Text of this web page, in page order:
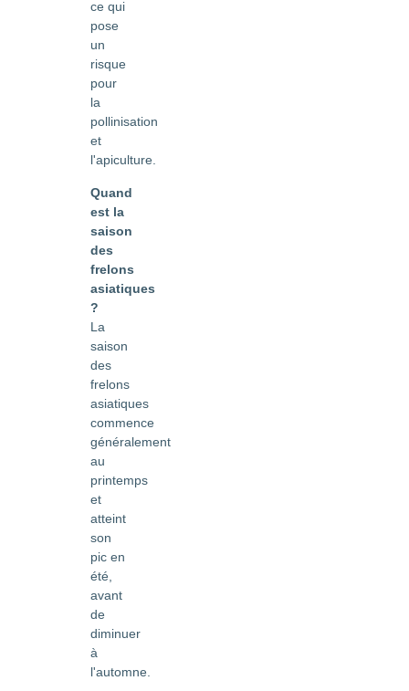
ce qui
pose
un
risque
pour
la
pollinisation
et
l'apiculture.
Quand
est la
saison
des
frelons
asiatiques
?
La
saison
des
frelons
asiatiques
commence
généralement
au
printemps
et
atteint
son
pic en
été,
avant
de
diminuer
à
l'automne.